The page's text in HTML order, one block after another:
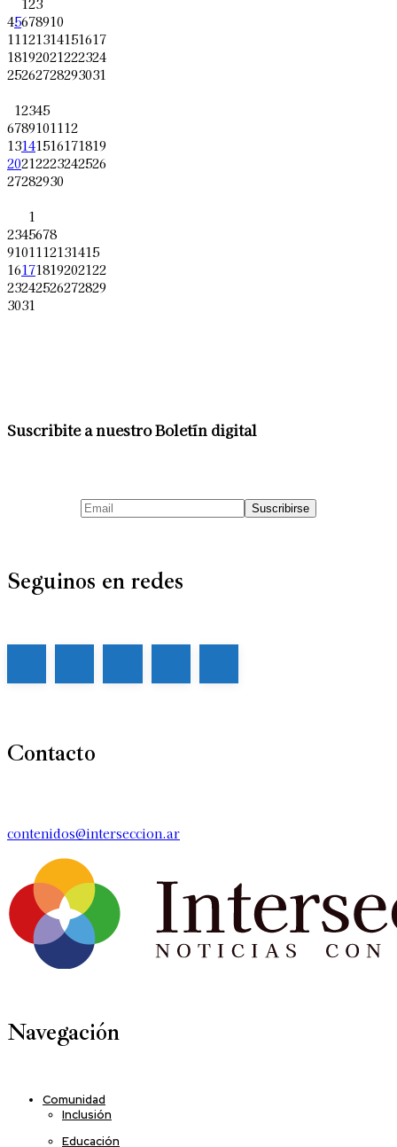
123
45678910
11121314151617
18192021222324
25262728293031
12345
6789101112
13141516171819
20212223242526
27282930
1
2345678
9101112131415
16171819202122
23242526272829
3031
Suscribite a nuestro Boletín digital
Seguinos en redes
Contacto
contenidos@interseccion.ar
Navegación
Comunidad
Inclusión
Educación